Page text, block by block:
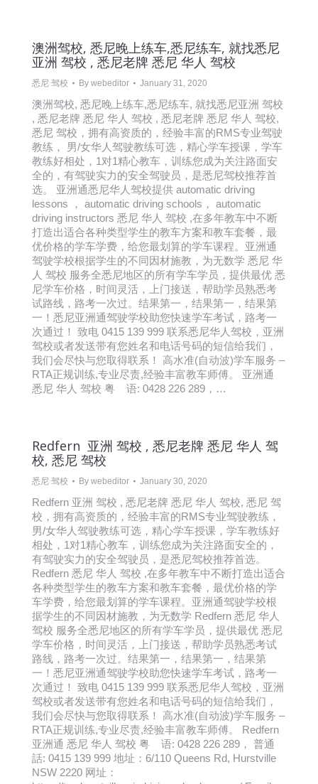
澳洲驾校, 悉尼晚上练车,悉尼练车, 就找悉尼
亚洲 驾校 , 悉尼老牌 悉尼 华人 驾校
悉尼 驾校 By webeditor January 31, 2020
澳洲驾校, 悉尼晚上练车,悉尼练车, 就找悉尼亚洲 驾校
, 悉尼老牌 悉尼 华人 驾校 , 悉尼老牌 悉尼 华人 驾校,
悉尼 驾校，拥有高资质的，经验丰富的RMS专业驾驶
教练， 男/女华人驾驶教练可选，精心学车授课，学车
教练好相处，1对1精心教车，训练您成为关注路面安
全的，有驾驶实力的安全驾驶员，是悉尼驾校推荐首
选。 亚洲通悉尼华人驾校提供 automatic driving
lessons ， automatic driving schools， automatic
driving instructors 悉尼 华人 驾校 ,在多年教车中不断
打造出适合各种类型学生的教车方案和教车套餐，最
优价格的学车学费，给您最划算的学车课程。亚洲通
驾驶学校根据学生的不同因材施教，为无数学 悉尼 华
人 驾校 服务全悉尼地区的所有学车学员，提供最优 悉
尼学车价格，时间灵活，上门接送，帮助学员熟悉考
试路线，路考一次过。结果第一，结果第一，结果第
一！悉尼亚洲通驾驶学校助您快速学车考试，路考一
次通过！ 致电 0415 139 999 联系悉尼华人驾校，亚洲
驾校或者发送带有您姓名和电话号码的短信给我们，
我们会尽快与您取得联系！ 高水准(自动波)学车服务 –
RTA正规训练,专业尽责,经验丰富教车师傅。 亚洲通
悉尼 华人 驾校 粤 语: 0428 226 289，…
Redfern 亚洲 驾校 , 悉尼老牌 悉尼 华人 驾
校, 悉尼 驾校
悉尼 驾校 By webeditor January 30, 2020
Redfern 亚洲 驾校 , 悉尼老牌 悉尼 华人 驾校, 悉尼 驾
校，拥有高资质的，经验丰富的RMS专业驾驶教练，
男/女华人驾驶教练可选，精心学车授课，学车教练好
相处，1对1精心教车，训练您成为关注路面安全的，
有驾驶实力的安全驾驶员，是悉尼驾校推荐首选。
Redfern 悉尼 华人 驾校 ,在多年教车中不断打造出适合
各种类型学生的教车方案和教车套餐，最优价格的学
车学费，给您最划算的学车课程。亚洲通驾驶学校根
据学生的不同因材施教，为无数学 Redfern 悉尼 华人
驾校 服务全悉尼地区的所有学车学员，提供最优 悉尼
学车价格，时间灵活，上门接送，帮助学员熟悉考试
路线，路考一次过。结果第一，结果第一，结果第
一！悉尼亚洲通驾驶学校助您快速学车考试，路考一
次通过！ 致电 0415 139 999 联系悉尼华人驾校，亚洲
驾校或者发送带有您姓名和电话号码的短信给我们，
我们会尽快与您取得联系！ 高水准(自动波)学车服务 –
RTA正规训练,专业尽责,经验丰富教车师傅。 Redfern
亚洲通 悉尼 华人 驾校 粤 语: 0428 226 289， 普通
話: 0415 139 999 地址：6/110 Queens Rd, Hurstville
NSW 2220 网址：